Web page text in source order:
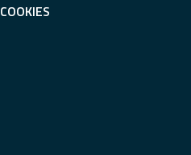
COOKIES